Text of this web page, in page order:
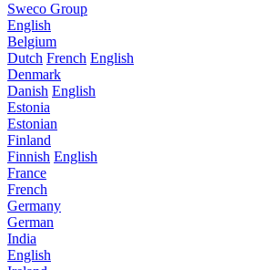
Sweco Group
English
Belgium
Dutch French English
Denmark
Danish English
Estonia
Estonian
Finland
Finnish English
France
French
Germany
German
India
English